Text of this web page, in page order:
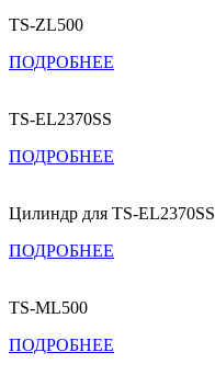
TS-ZL500
ПОДРОБНЕЕ
TS-EL2370SS
ПОДРОБНЕЕ
Цилиндр для TS-EL2370SS
ПОДРОБНЕЕ
TS-ML500
ПОДРОБНЕЕ